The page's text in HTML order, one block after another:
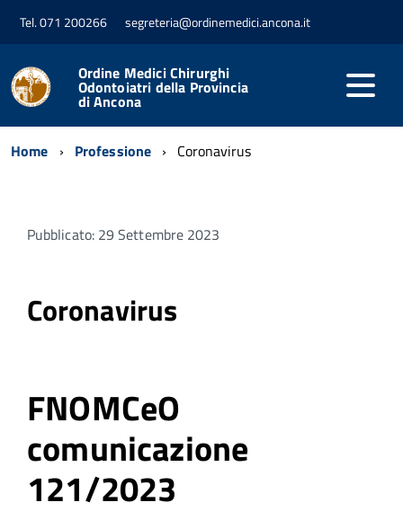
Tel. 071 200266 segreteria@ordinemedici.ancona.it
Ordine Medici Chirurghi
Odontoiatri della Provincia
di Ancona
Home Professione Coronavirus
Pubblicato: 29 Settembre 2023
Coronavirus
FNOMCeO
comunicazione
121/2023